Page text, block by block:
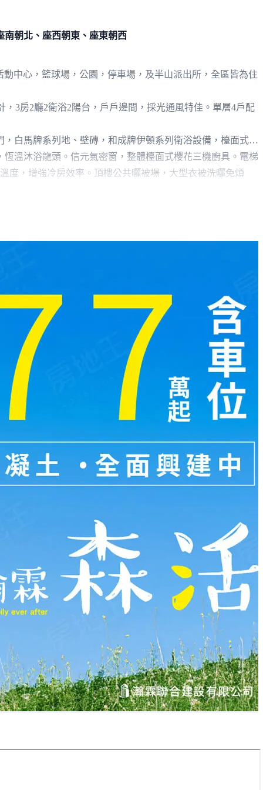
南朝北、座西朝東、座東朝西
中心，籃球場，公園，停車場，及半山派出所，全區皆為住
3房2廳2衛浴2陽台，戶戶邊間，採光通風特佳。單層4戶配
白馬牌系列地、壁磚，和成牌伊頓系列衛浴設備，檯面式洗
溫沐浴龍頭。信元氣密窗，整體檯面式櫻花三機廚具。電梯
度，增強冷房效率。頂樓公共曬被場，大型衣被洗曬免煩